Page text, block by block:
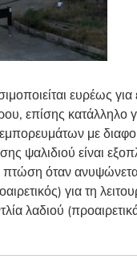
ευρέως
επίσης
με
ψαλιδιού είναι
όταν
για τη
λαδιού